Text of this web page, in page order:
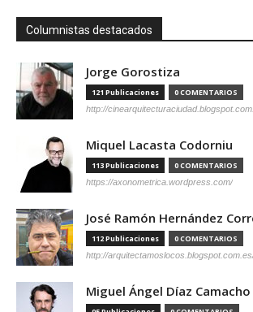
Columnistas destacados
Jorge Gorostiza
121 Publicaciones 0 COMENTARIOS
http://
Miquel Lacasta Codorniu
113 Publicaciones 0 COMENTARIOS
https://axonometrica.wordpress.com/
José Ramón Hernández
112 Publicaciones 0 COMENTARIOS
http://
Miguel Ángel Díaz Camacho